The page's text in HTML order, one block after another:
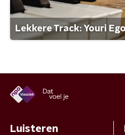
Lekkere Track: Youri
Luisteren